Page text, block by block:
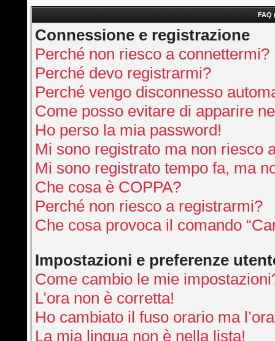
FAQ
Connessione e registrazione
Perché non riesco a connettermi?
Perché devo registrarmi?
Perché vengo disconnesso
Come posso evitare di apparire
Ho perso la mia password!
Mi sono registrato ma non riesco
Mi sono registrato tempo fa, ma
Che cosa è COPPA?
Perché non riesco a registrarmi?
Che cosa provoca il comando
Impostazioni e preferenze
Come cambio le mie
L’ora non è corretta!
Ho cambiato il fuso orario ma
La mia lingua non è nella lista!